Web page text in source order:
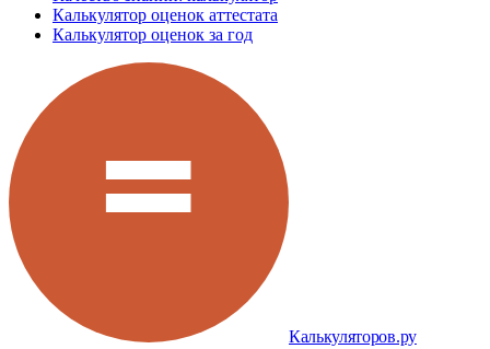
Калькулятор оценок аттестата
Калькулятор оценок за год
Калькуляторов.ру